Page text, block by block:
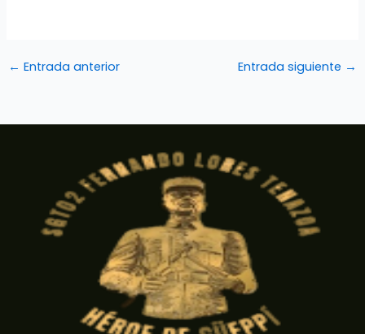
← Entrada anterior Entrada siguiente →